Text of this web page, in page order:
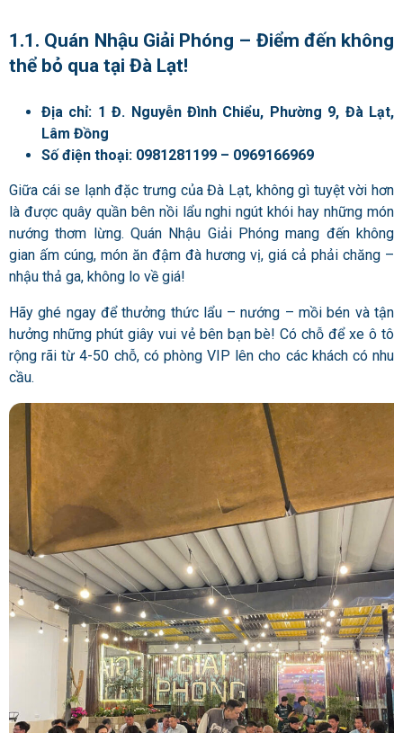
1.1. Quán Nhậu Giải Phóng – Điểm đến không
thể bỏ qua tại Đà Lạt!
Địa chỉ: 1 Đ. Nguyễn Đình Chiểu, Phường 9, Đà Lạt,
Lâm Đồng
Số điện thoại: 0981281199 – 0969166969
Giữa cái se lạnh đặc trưng của Đà Lạt, không gì tuyệt vời hơn
là được quây quần bên nồi lẩu nghi ngút khói hay những món
nướng thơm lừng. Quán Nhậu Giải Phóng mang đến không
gian ấm cúng, món ăn đậm đà hương vị, giá cả phải chăng –
nhậu thả ga, không lo về giá!
Hãy ghé ngay để thưởng thức lẩu – nướng – mồi bén và tận
hưởng những phút giây vui vẻ bên bạn bè! Có chỗ để xe ô tô
rộng rãi từ 4-50 chỗ, có phòng VIP lên cho các khách có nhu
cầu.